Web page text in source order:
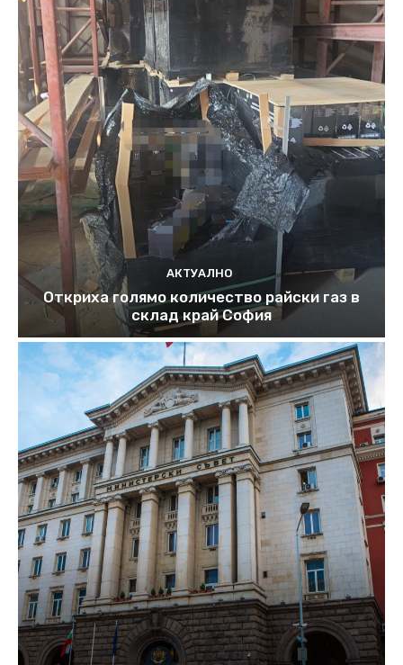
АКТУАЛНО
Откриха голямо количество райски газ в
склад край София